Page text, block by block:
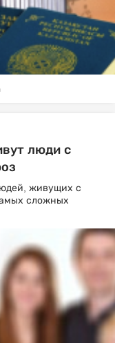
люди с
живущих с
сложных